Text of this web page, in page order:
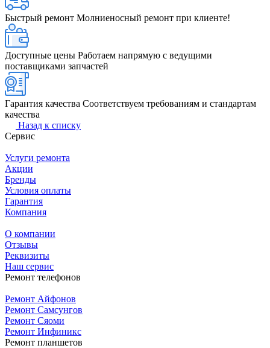
Быстрый ремонт Молниеносный ремонт при клиенте!
Доступные цены Работаем напрямую с ведущими
поставщиками запчастей
Гарантия качества Соответствуем требованиям и стандартам
качества
Назад к списку
Сервис
Услуги ремонта
Акции
Бренды
Условия оплаты
Гарантия
Компания
О компании
Отзывы
Реквизиты
Наш сервис
Ремонт телефонов
Ремонт Айфонов
Ремонт Самсунгов
Ремонт Сяоми
Ремонт Инфиникс
Ремонт планшетов